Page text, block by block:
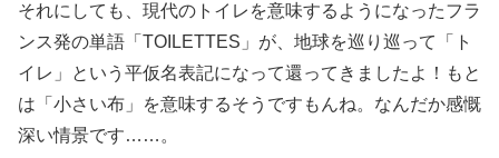
それにしても、現代のトイレを意味するようになったフラ
ンス発の単語「TOILETTES」が、地球を巡り巡って「ト
イレ」という平仮名表記になって還ってきましたよ！もと
は「小さい布」を意味するそうですもんね。なんだか感慨
深い情景です……。